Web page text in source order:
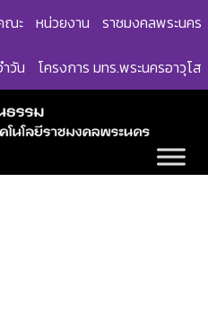
ณะ หน่วยงาน ราชมงคลพระนคร
วัน โครงการ มทร.พระนครอาวุโส